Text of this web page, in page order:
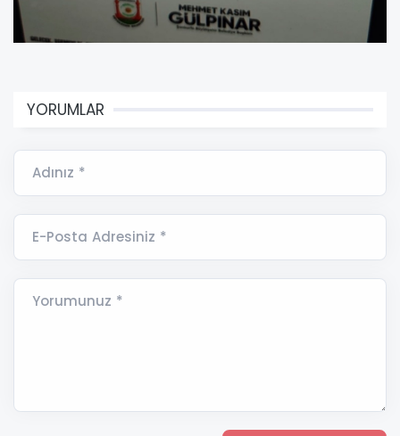
YORUMLAR
Adınız *
E-Posta Adresiniz *
Yorumunuz *